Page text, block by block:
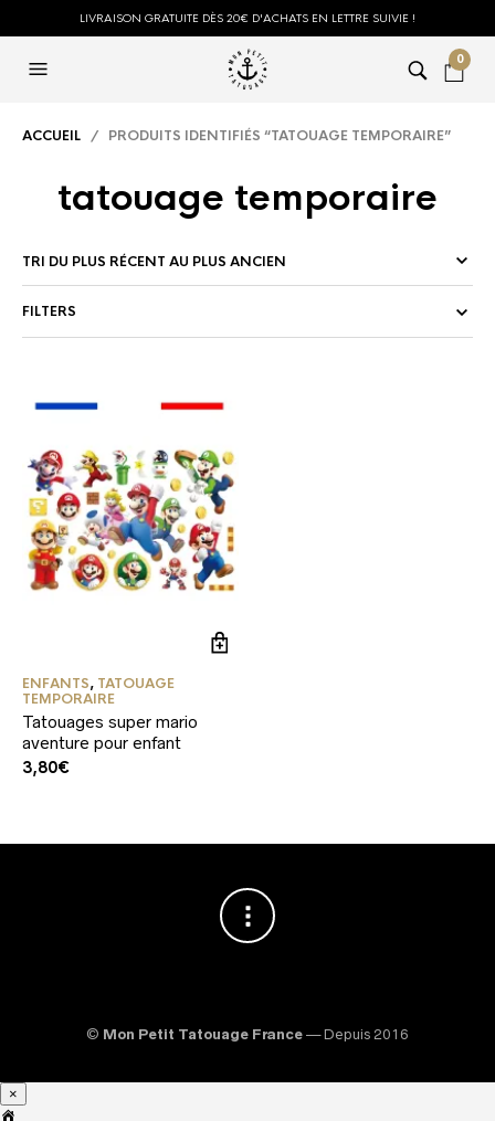
LIVRAISON GRATUITE DÈS 20€ D'ACHATS EN LETTRE SUIVIE !
0
ACCUEIL / PRODUITS IDENTIFIÉS “TATOUAGE TEMPORAIRE”
tatouage temporaire
FILTERS
ENFANTS, TATOUAGE
TEMPORAIRE
Tatouages super mario
aventure pour enfant
3,80€
© Mon Petit Tatouage France — Depuis 2016
×